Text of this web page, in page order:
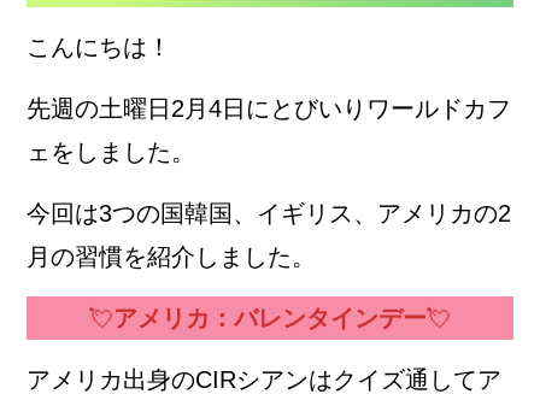
こんにちは！
先週の土曜日2月4日にとびいりワールドカフ
ェをしました。
今回は3つの国韓国、イギリス、アメリカの2
月の習慣を紹介しました。
💘アメリカ：バレンタインデー💘
アメリカ出身のCIRシアンはクイズ通してア